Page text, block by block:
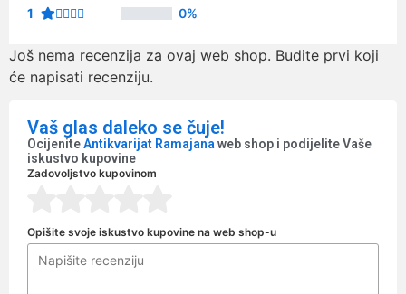
1
0%
Još nema recenzija za ovaj web shop. Budite prvi koji
će napisati recenziju.
Vaš glas daleko se čuje!
OcijeniteAntikvarijat Ramajana web shop i podijelite Vaše
iskustvo kupovine
Zadovoljstvo kupovinom
Opišite svoje iskustvo kupovine na web shop-u